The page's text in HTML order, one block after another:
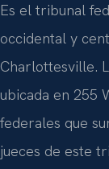
Es el tribunal
occidental y
Charlottesville.
ubicada en 255
federales que
jueces de este